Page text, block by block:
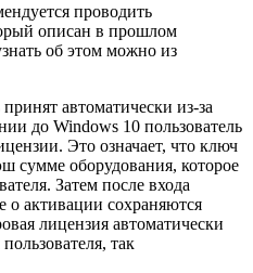
проводить
описан в прошлом
об этом можно из
автоматически из-за
до Windows 10 пользователь
Это означает, что ключ
сумме оборудования, которое
Затем после входа
о активации сохраняются
лицензия автоматически
так